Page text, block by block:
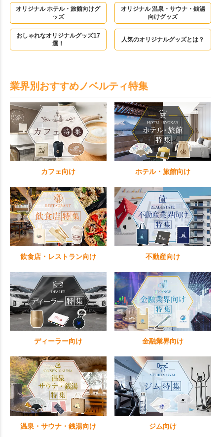
オリジナル ホテル・旅館向けグ
ッズ
オリジナル 温泉・サウナ・銭湯
向けグッズ
おしゃれなオリジナルグッズ17
選！
人気のオリジナルグッズとは？
業界別おすすめノベルティ特集
カフェ向け ホテル・旅館向け
飲食店・レストラン向け 不動産向け
ディーラー向け 金融業界向け
温泉・サウナ・銭湯向け ジム向け